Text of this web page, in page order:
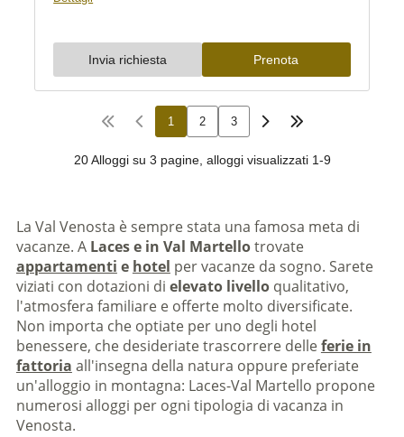
La Val Venosta è sempre stata una famosa meta di
vacanze. A Laces e in Val Martellotrovate
appartamenti e hotel per vacanze da sogno. Sarete
viziati con dotazioni di elevato livelloqualitativo,
l'atmosfera familiare e offerte molto diversificate.
Non importa che optiate per uno degli hotel
benessere, che desideriate trascorrere delleferie in
fattoria all'insegna della natura oppure preferiate
un'alloggio in montagna: Laces-Val Martello propone
numerosi alloggi per ogni tipologia di vacanza in
Venosta.